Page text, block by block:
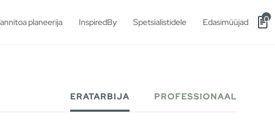
planeerija InspiredBy Spetsialistidele Edasimüüjad 0
ERATARBIJA PROFESSIONAAL